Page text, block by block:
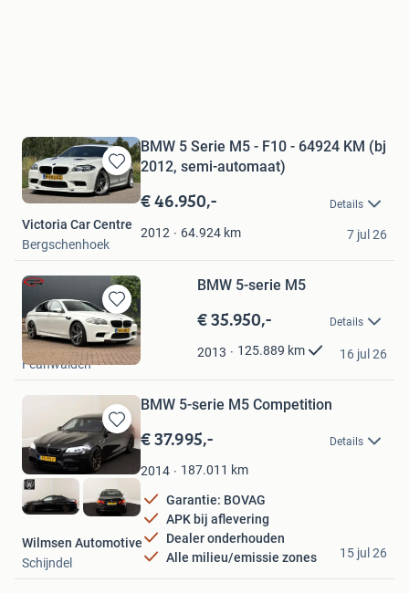
Bewaren
in
Favorieten
BMW 5 Serie M5 - F10 - 64924 KM (bj
2012, semi-automaat)
€ 46.950,- Details
2012 64.924 km
Victoria Car Centre
Bergschenhoek
7 jul 26
Bewaren
in
Mijn
Favorieten
BMW 5-serie M5
€ 35.950,- Details
2013 125.889 km
Van der Bij Auto's
Feanwâlden
16 jul 26
Bewaren
in
Mijn
Favorieten
BMW 5-serie M5 Competition
€ 37.995,- Details
2014 187.011 km
Garantie: BOVAG
APK bij aflevering
Dealer onderhouden
Alle milieu/emissie zones
Wilmsen Automotive
Schijndel
15 jul 26